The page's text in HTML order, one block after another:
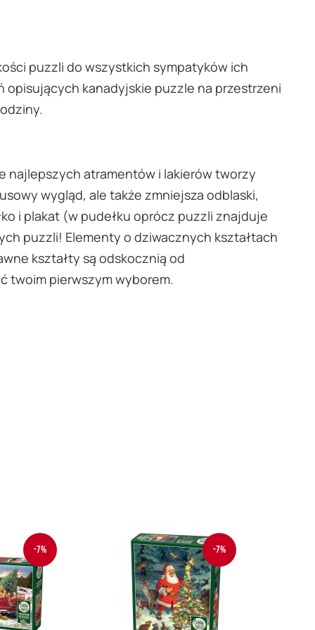
puzzli do wszystkich sympatyków ich
opisujących kanadyjskie puzzle na przestrzeni
najlepszych atramentów i lakierów tworzy
wygląd, ale także zmniejsza odblaski,
i plakat (w pudełku oprócz puzzli znajduje
puzzli! Elementy o dziwacznych kształtach
kształty są odskocznią od
twoim pierwszym wyborem.
-7% -7%